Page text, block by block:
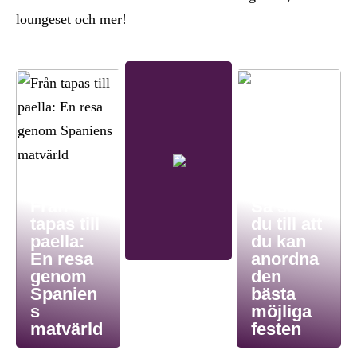
loungeset och mer!
tapas till
paella:
En resa
genom
Spanien
s
matvärld
du till att
du kan
anordna
den
bästa
möjliga
festen